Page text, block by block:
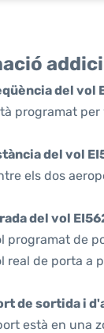
del vol
programat
del vol
els dos
del vol
programat de
real de porta a
de sortida i
està en una